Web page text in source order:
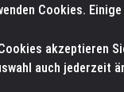
HOME
Cookies.
akzeptieren
auch jederzeit